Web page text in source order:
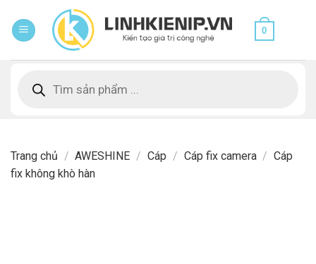
content
0
kiếm
Trang chủ / AWESHINE / Cáp / Cáp fix camera / Cáp
fix không khò hàn